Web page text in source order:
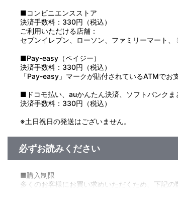
■コンビニエンスストア
決済手数料：330円（税込）
ご利用いただける店舗：
セブンイレブン、ローソン、ファミリーマート
■Pay-easy（ペイジー）
決済手数料：330円（税込）
「Pay-easy」マークが貼付されているATMでお
■ドコモ払い、auかんたん決済、ソフトバンク
決済手数料：330円（税込）
※土日祝日の発送はございません。
必ずお読みください
■購入制限
多くのお客様にお買い求めいただくため、下記